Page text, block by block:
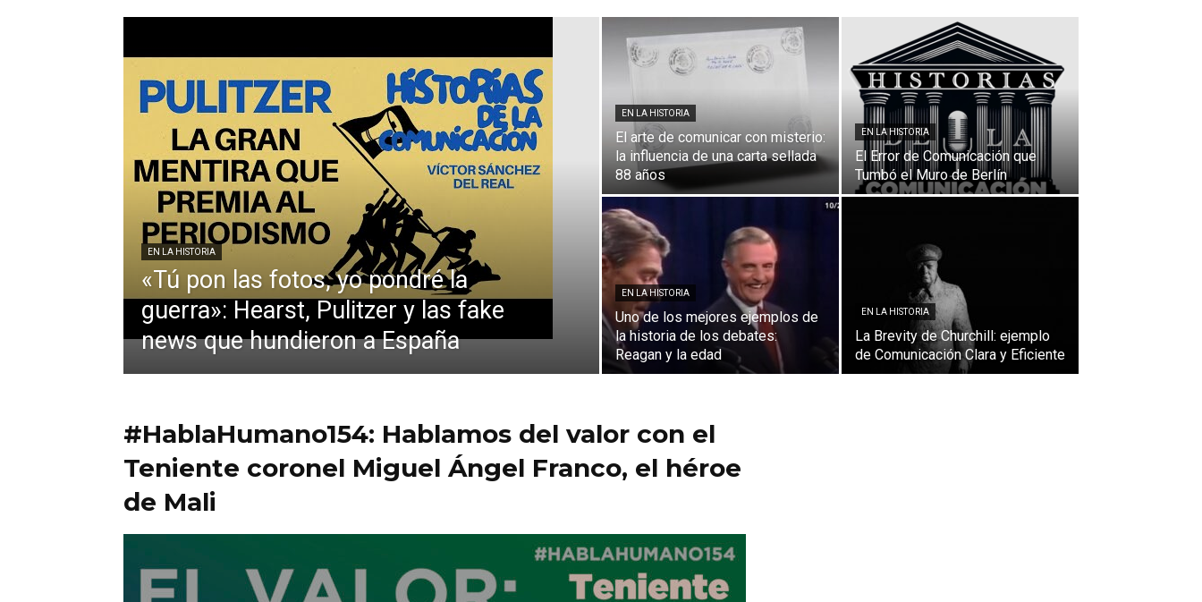
para
los
que
quieren
liderar
EN LA HISTORIA
«Tú pon las fotos, yo pondré la
guerra»: Hearst, Pulitzer y las fake
news que hundieron a España
EN LA HISTORIA
El arte de comunicar con misterio:
la influencia de una carta sellada
88 años
EN LA HISTORIA
El Error de Comunicación que
Tumbó el Muro de Berlín
EN LA HISTORIA
Uno de los mejores ejemplos de
la historia de los debates:
Reagan y la edad
EN LA HISTORIA
La Brevity de Churchill: ejemplo
de Comunicación Clara y Eficiente
#HablaHumano154: Hablamos del valor con el
Teniente coronel Miguel Ángel Franco, el héroe
de Mali